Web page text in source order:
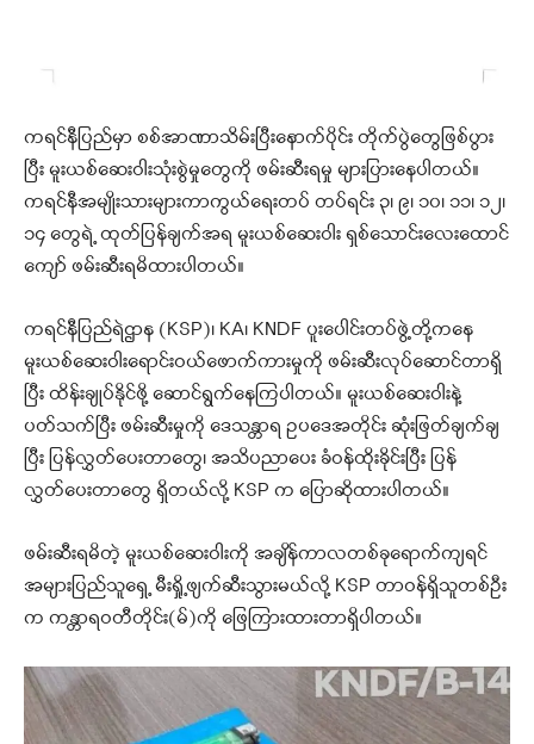
ကရင်နီပြည်မှာ စစ်အာဏာသိမ်းပြီးနောက်ပိုင်း တိုက်ပွဲတွေဖြစ်ပွား
ပြီး မူးယစ်ဆေးဝါးသုံးစွဲမှုတွေကို ဖမ်းဆီးရမှု များပြားနေပါတယ်။
ကရင်နီအမျိုးသားများကာကွယ်ရေးတပ် တပ်ရင်း ၃၊ ၉၊ ၁၀၊ ၁၁၊ ၁၂၊
၁၄ တွေရဲ့ ထုတ်ပြန်ချက်အရ မူးယစ်ဆေးဝါး ရှစ်သောင်းလေးထောင်
ကျော် ဖမ်းဆီးရမိထားပါတယ်။
ကရင်နီပြည်ရဲဌာန (KSP)၊ KA၊ KNDF ပူးပေါင်းတပ်ဖွဲ့တို့ကနေ
မူးယစ်ဆေးဝါးရောင်းဝယ်ဖောက်ကားမှုကို ဖမ်းဆီးလုပ်ဆောင်တာရှိ
ပြီး ထိန်းချုပ်နိုင်ဖို့ ဆောင်ရွက်နေကြပါတယ်။ မူးယစ်ဆေးဝါးနဲ့
ပတ်သက်ပြီး ဖမ်းဆီးမှုကို ဒေသန္တာရ ဥပဒေအတိုင်း ဆုံးဖြတ်ချက်ချ
ပြီး ပြန်လွှတ်ပေးတာတွေ၊ အသိပညာပေး ခံဝန်ထိုးခိုင်းပြီး ပြန်
လွှတ်ပေးတာတွေ ရှိတယ်လို့ KSP က ပြောဆိုထားပါတယ်။
ဖမ်းဆီးရမိတဲ့ မူးယစ်ဆေးဝါးကို အချိန်ကာလတစ်ခုရောက်ကျရင်
အများပြည်သူရှေ့ မီးရှို့ဖျက်ဆီးသွားမယ်လို့ KSP တာဝန်ရှိသူတစ်ဦး
က ကန္တာရဝတီတိုင်း(မ်)ကို ဖြေကြားထားတာရှိပါတယ်။